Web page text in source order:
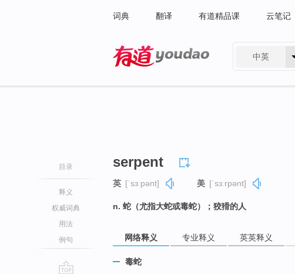
词典 翻译 有道精品课 云笔记
中英
目录
释义
权威词典
用法
例句
serpent
英 [ˈsɜːpənt] 美 [ˈsɜːrpənt]
n. 蛇（尤指大蛇或毒蛇）；狡猾的人
网络释义 专业释义 英英释义
毒蛇